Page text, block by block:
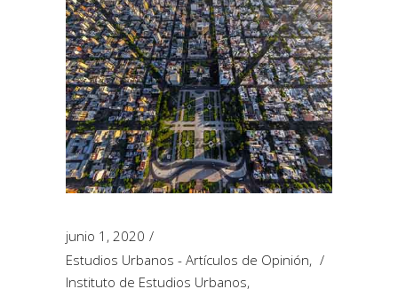
junio 1, 2020
Estudios Urbanos - Artículos de Opinión,
Instituto de Estudios Urbanos,